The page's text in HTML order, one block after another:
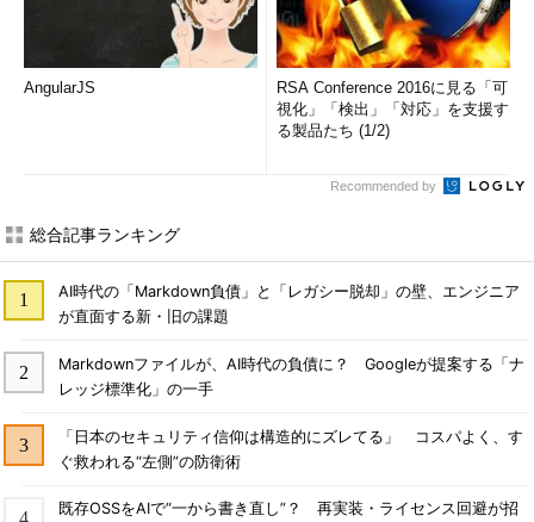
AngularJS
RSA Conference 2016に見る「可
視化」「検出」「対応」を支援す
る製品たち (1/2)
Recommended by
総合記事ランキング
AI時代の「Markdown負債」と「レガシー脱却」の壁、エンジニア
が直面する新・旧の課題
Markdownファイルが、AI時代の負債に？ Googleが提案する「ナ
レッジ標準化」の一手
「日本のセキュリティ信仰は構造的にズレてる」 コスパよく、す
ぐ救われる“左側”の防衛術
既存OSSをAIで“一から書き直し”？ 再実装・ライセンス回避が招